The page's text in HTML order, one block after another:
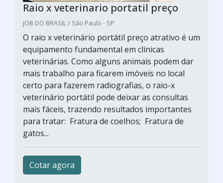
Raio x veterinario portatil preço
JOB DO BRASIL / São Paulo - SP
O raio x veterinário portátil preço atrativo é um
equipamento fundamental em clínicas
veterinárias. Como alguns animais podem dar
mais trabalho para ficarem imóveis no local
certo para fazerem radiografias, o raio-x
veterinário portátil pode deixar as consultas
mais fáceis, trazendo resultados importantes
para tratar: Fratura de coelhos; Fratura de
gatos...
Cotar agora